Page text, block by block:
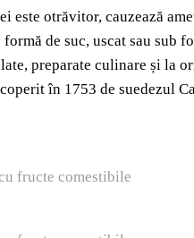
este otrăvitor, cauzează
de suc, uscat sau sub
preparate culinare și la
în 1753 de suedezul
fructe comestibile